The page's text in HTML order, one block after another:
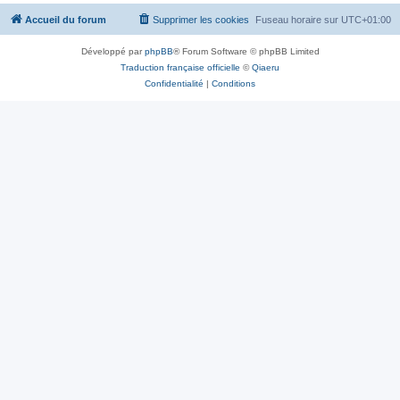
Accueil du forum Fuseau horaire sur UTC+01:00
Supprimer les cookies
Développé parphpBB® Forum Software © phpBB Limited
Traduction française officielle ©Qiaeru
Confidentialité | Conditions